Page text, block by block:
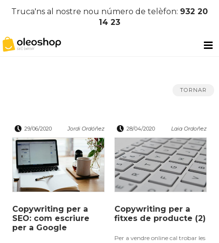
Truca'ns al nostre nou número de telèfon: 932 20
14 23
TORNAR
29/06/2020 Jordi Ordóñez
Copywriting per a
SEO: com escriure
per a Google
28/04/2020 Laia Ordoñez
Copywriting per a
fitxes de producte (2)
Per a vendre online cal trobar les